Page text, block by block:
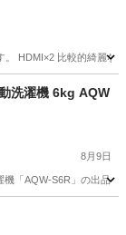
HDMI×2 比較的綺麗
洗濯機 6kg AQW
8月9日
「AQW-S6R」の出品